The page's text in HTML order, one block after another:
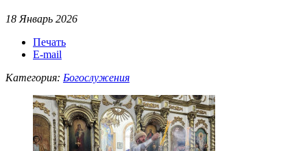
18 Январь 2026
Печать
E-mail
Категория: Богослужения